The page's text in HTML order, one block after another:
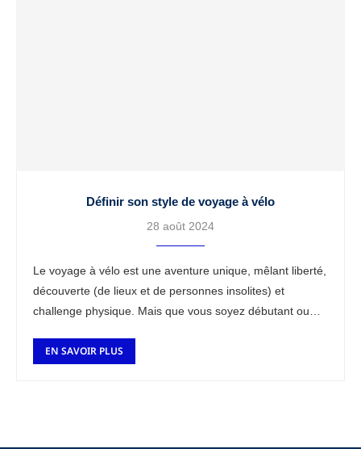
Définir son style de voyage à vélo
28 août 2024
Le voyage à vélo est une aventure unique, mêlant liberté,
découverte (de lieux et de personnes insolites) et
challenge physique. Mais que vous soyez débutant ou
EN SAVOIR PLUS